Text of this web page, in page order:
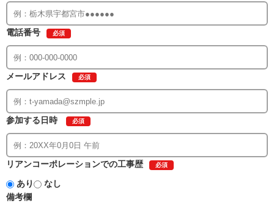
電話番号 必須
メールアドレス 必須
参加する日時 必須
リアンコーポレーションでの工事歴 必須
あり
なし
備考欄